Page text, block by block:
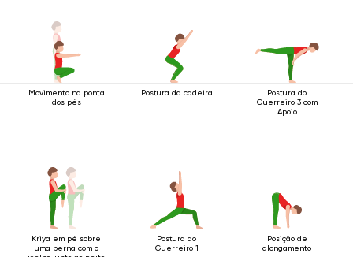
Movimento na ponta
dos pés
Postura da cadeira
Postura do
Guerreiro 3 com
Apoio
Kriya em pé sobre
uma perna com o
Postura do
Guerreiro 1
Posição de
alongamento